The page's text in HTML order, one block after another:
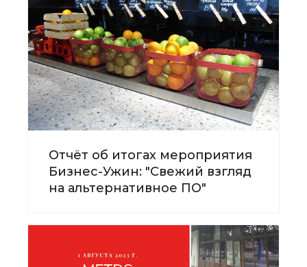
Отчёт об итогах мероприятия
Бизнес-Ужин: "Свежий взгляд
на альтернативное ПО"